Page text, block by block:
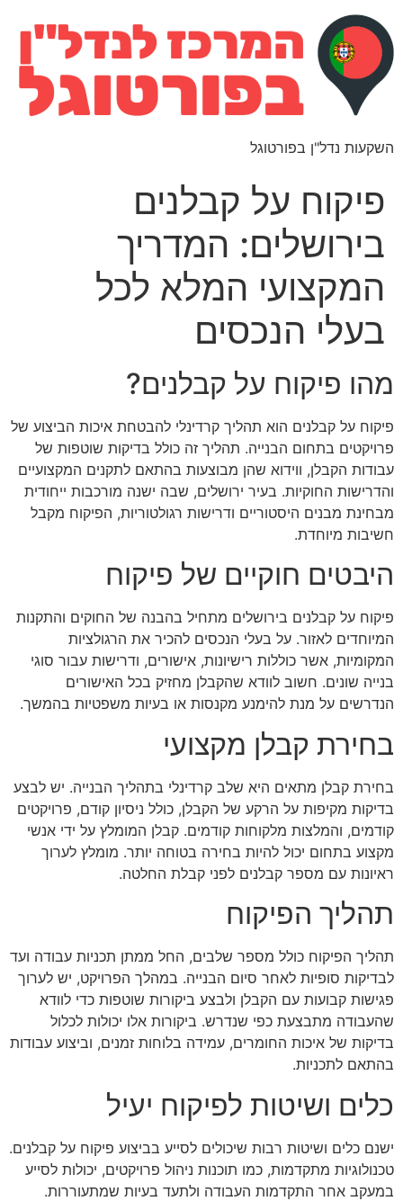
השקעות נדל"ן בפורטוגל
פיקוח על קבלנים
בירושלים: המדריך
המקצועי המלא לכל
בעלי הנכסים
מהו פיקוח על קבלנים?
פיקוח על קבלנים הוא תהליך קרדינלי להבטחת איכות הביצוע של
פרויקטים בתחום הבנייה. תהליך זה כולל בדיקות שוטפות של
עבודות הקבלן, ווידוא שהן מבוצעות בהתאם לתקנים המקצועיים
והדרישות החוקיות. בעיר ירושלים, שבה ישנה מורכבות ייחודית
מבחינת מבנים היסטוריים ודרישות רגולטוריות, הפיקוח מקבל
חשיבות מיוחדת.
היבטים חוקיים של פיקוח
פיקוח על קבלנים בירושלים מתחיל בהבנה של החוקים והתקנות
המיוחדים לאזור. על בעלי הנכסים להכיר את הרגולציות
המקומיות, אשר כוללות רישיונות, אישורים, ודרישות עבור סוגי
בנייה שונים. חשוב לוודא שהקבלן מחזיק בכל האישורים
הנדרשים על מנת להימנע מקנסות או בעיות משפטיות בהמשך.
בחירת קבלן מקצועי
בחירת קבלן מתאים היא שלב קרדינלי בתהליך הבנייה. יש לבצע
בדיקות מקיפות על הרקע של הקבלן, כולל ניסיון קודם, פרויקטים
קודמים, והמלצות מלקוחות קודמים. קבלן המומלץ על ידי אנשי
מקצוע בתחום יכול להיות בחירה בטוחה יותר. מומלץ לערוך
ראיונות עם מספר קבלנים לפני קבלת החלטה.
תהליך הפיקוח
תהליך הפיקוח כולל מספר שלבים, החל ממתן תכניות עבודה ועד
לבדיקות סופיות לאחר סיום הבנייה. במהלך הפרויקט, יש לערוך
פגישות קבועות עם הקבלן ולבצע ביקורות שוטפות כדי לוודא
שהעבודה מתבצעת כפי שנדרש. ביקורות אלו יכולות לכלול
בדיקות של איכות החומרים, עמידה בלוחות זמנים, וביצוע עבודות
בהתאם לתכניות.
כלים ושיטות לפיקוח יעיל
ישנם כלים ושיטות רבות שיכולים לסייע בביצוע פיקוח על קבלנים.
טכנולוגיות מתקדמות, כמו תוכנות ניהול פרויקטים, יכולות לסייע
במעקב אחר התקדמות העבודה ולתעד בעיות שמתעוררות.